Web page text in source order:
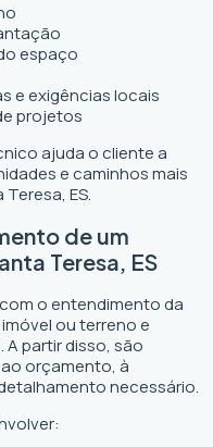
espaço
e exigências locais
projetos
ajuda o cliente a
e caminhos mais
ES.
de um
Teresa, ES
o entendimento da
ou terreno e
partir disso, são
orçamento, à
necessário.